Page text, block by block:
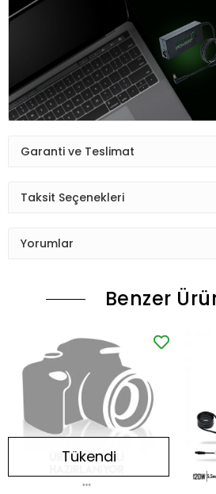
Garanti ve Teslimat
Taksit Seçenekleri
Yorumlar
Benzer
Tükendi